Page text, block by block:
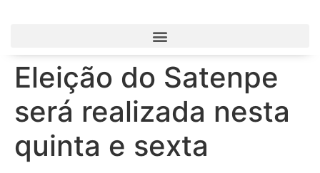
Eleição do Satenpe
será realizada nesta
quinta e sexta